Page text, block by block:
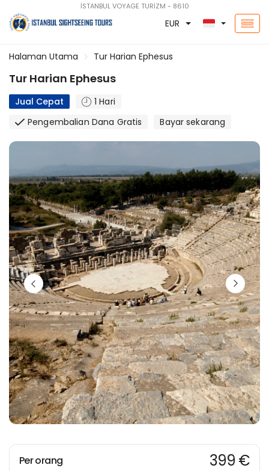
İSTANBUL VOYAGE TURİZM - 8610
EUR
Halaman Utama Tur Harian Ephesus
Tur Harian Ephesus
Jual Cepat
1 Hari
Pengembalian Dana Gratis
Bayar sekarang
Per orang 399 €